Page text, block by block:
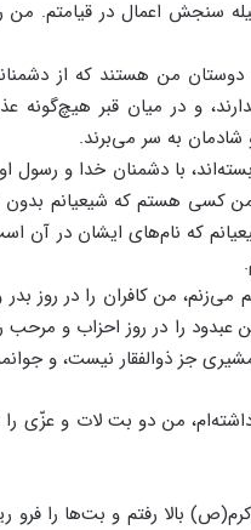
سنجش اعمال در قیامتم.
من هستند که از
و در میان قبر هیچ‌گونه
به سر می‌برند.
با دشمنان خدا و رسول او
من کسی هستم که شیعیانم
که نام‌های ایشان در آن
می‌زنم، من کافران را در روز
را در روز احزاب و مرحب
جز ذوالفقار نیست، و
من دو بت لات و عزّی
بالا رفتم و بت‌ها را